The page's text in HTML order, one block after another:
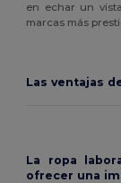
en echar un
marcas más
Las ventajas
La ropa
ofrecer una